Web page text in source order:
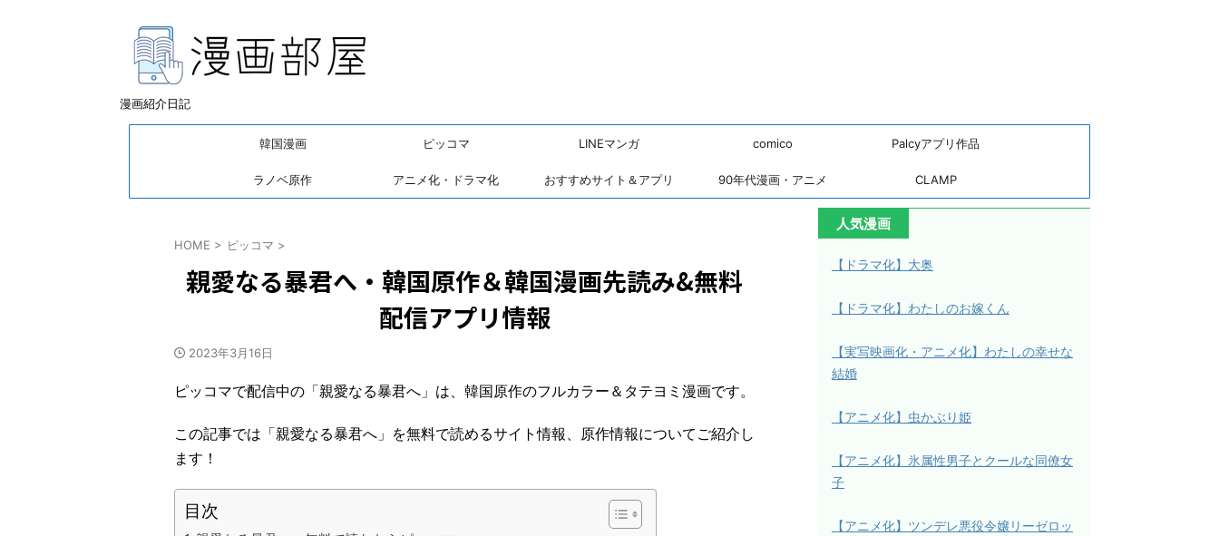
漫画紹介日記
韓国漫画 ピッコマ LINEマンガ comico Palcyアプリ作品
ラノベ原作 アニメ化・ドラマ化 おすすめサイト＆アプリ 90年代漫画・アニメ CLAMP
HOME > ピッコマ >
親愛なる暴君へ・韓国原作＆韓国漫画先読み&無料
配信アプリ情報
2023年3月16日
ピッコマで配信中の「親愛なる暴君へ」は、韓国原作のフルカラー＆タテヨミ漫画です。
この記事では「親愛なる暴君へ」を無料で読めるサイト情報、原作情報についてご紹介し
ます！
目次
人気漫画
【ドラマ化】大奥
【ドラマ化】わたしのお嫁くん
【実写映画化・アニメ化】わたしの幸せな
結婚
【アニメ化】虫かぶり姫
【アニメ化】氷属性男子とクールな同僚女
子
【アニメ化】ツンデレ悪役令嬢リーゼロッ